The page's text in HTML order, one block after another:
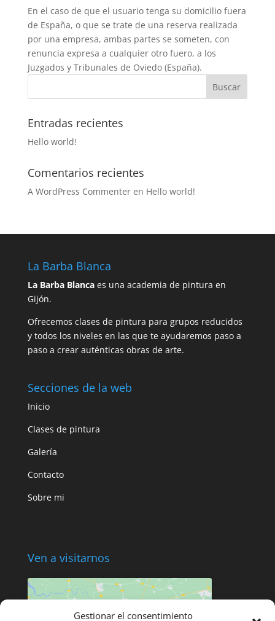
Gestionar el consentimiento
En el caso de que el usuario tenga su domicilio fuera
de España, o que se trate de una reserva realizada
por una empresa, ambas partes se someten, con
renuncia expresa a cualquier otro fuero, a los
Juzgados y Tribunales de Oviedo (España).
Entradas recientes
Hello world!
Comentarios recientes
A WordPress Commenteren Hello world!
La Barba Blanca
La Barba Blancaes una academia de pintura en
Gijón.
Ofrecemos clases de pintura para grupos reducidos
y todos los niveles en las que te ayudaremos paso a
paso a crear auténticas obras de arte.
Secciones de la web
Inicio
Clases de pintura
Galería
Contacto
Sobre mi
Ven a visitarnos